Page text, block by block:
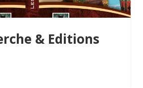
& Editions